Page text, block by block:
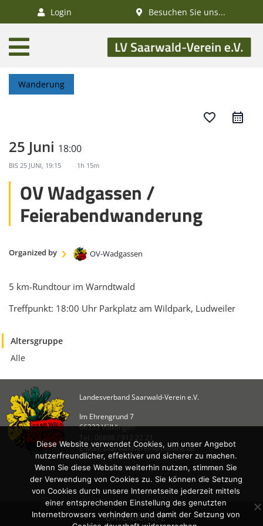
Login Besuchen Sie uns...
AKTUELLES
Aktivitätenkalender
Veranstaltungen
GESUNDHEIT
Gesundheitswandern
Wanderabzeichen
NATUR
KULTUR
Naturschutz
Kultur &
Heimatpflege
WANDERN
Unsere Wege im
SWV
Wegemanagement
Lehrgänge
Wandertipps
Aktivitätenübersicht
ANGEBOTE
Mitgliedschaft
Wanderung
favorite_border
25 Juni 18:00
BIS 25 JUNI, 19:15 1h 15m
OV Wadgassen /
Feierabendwanderung
Organized by OV-Wadgassen
5 km-Rundtour im Warndtwald
Treffpunkt: 18:00 Uhr Parkplatz am Wildpark, Ludweiler
Altersgruppe
Alle
Landesverband Saarwald-Verein e.V.
Im Ehrengrund 7
66333 Völklingen
Tel.: 06898 / 912 22 21
E-Mail: saarwaldverein@t-online.de
DATENSCHUTZ
Diese Website verwendet Cookies, um unser Angebot
nutzerfreundlicher, effektiver und sicherer zu machen.
Wenn Sie diese Website weiterhin nutzen, stimmen Sie
der Verwendung von Cookies zu. Sie können die Setzung
von Cookies durch unsere Internetseite jederzeit mittels
einer entsprechenden Einstellung des genutzten
Internetbrowsers verhindern und damit der Setzung von